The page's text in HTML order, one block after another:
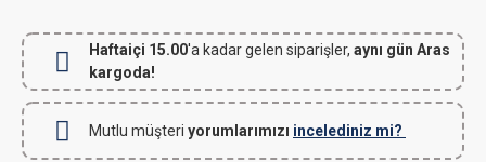
Haftaiçi 15.00'a kadar gelen siparişler, aynı gün Aras
kargoda!
Mutlu müşteri yorumlarımızı incelediniz mi?